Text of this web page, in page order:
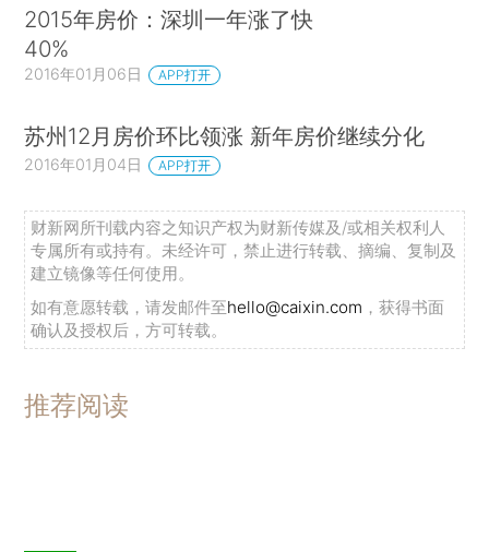
2015年房价：深圳一年涨了快
40%
2016年01月06日 APP打开
苏州12月房价环比领涨 新年房价继续分化
2016年01月04日 APP打开
财新网所刊载内容之知识产权为财新传媒及/或相关权利人
专属所有或持有。未经许可，禁止进行转载、摘编、复制及
建立镜像等任何使用。
如有意愿转载，请发邮件至hello@caixin.com ，获得书面
确认及授权后，方可转载。
推荐阅读